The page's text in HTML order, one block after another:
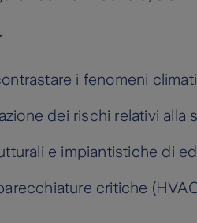
i fenomeni
dei rischi relativi alla
e impiantistiche di
critiche